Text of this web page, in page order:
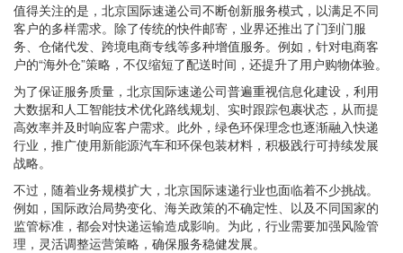
值得关注的是，北京国际速递公司不断创新服务模式，以满足不同
客户的多样需求。除了传统的快件邮寄，业界还推出了门到门服
务、仓储代发、跨境电商专线等多种增值服务。例如，针对电商客
户的“海外仓”策略，不仅缩短了配送时间，还提升了用户购物体验。
为了保证服务质量，北京国际速递公司普遍重视信息化建设，利用
大数据和人工智能技术优化路线规划、实时跟踪包裹状态，从而提
高效率并及时响应客户需求。此外，绿色环保理念也逐渐融入快递
行业，推广使用新能源汽车和环保包装材料，积极践行可持续发展
战略。
不过，随着业务规模扩大，北京国际速递行业也面临着不少挑战。
例如，国际政治局势变化、海关政策的不确定性、以及不同国家的
监管标准，都会对快递运输造成影响。为此，行业需要加强风险管
理，灵活调整运营策略，确保服务稳健发展。